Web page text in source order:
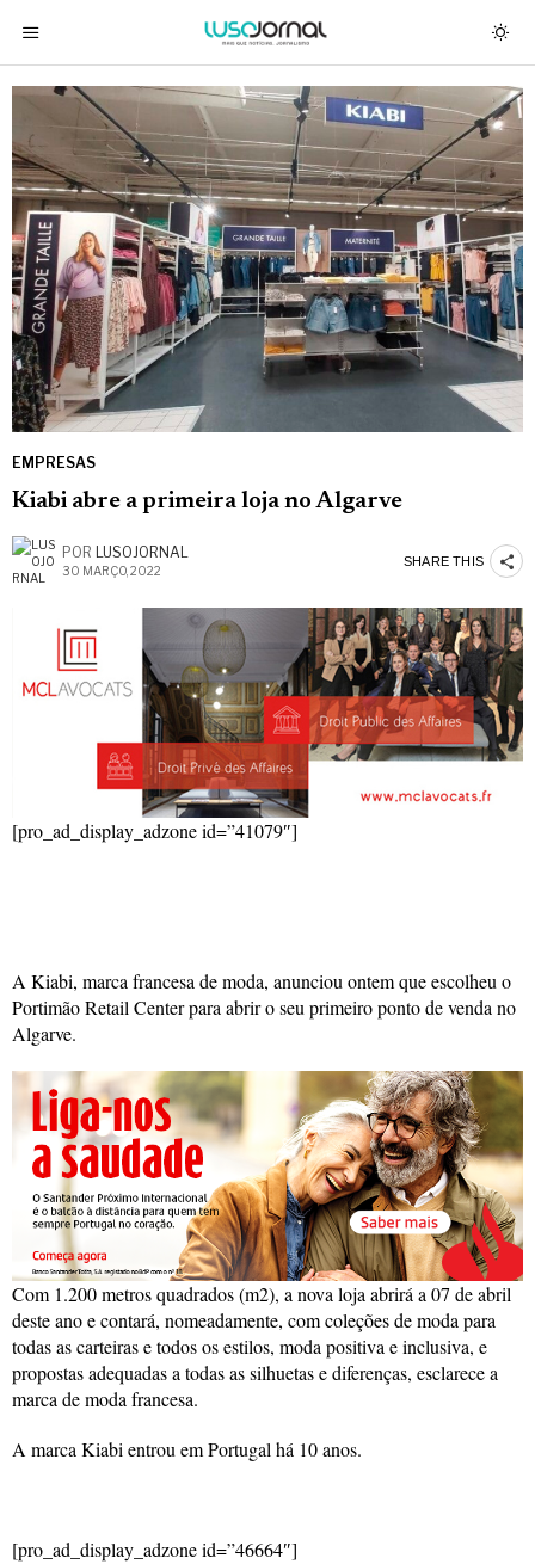
EMPRESAS
Kiabi abre a primeira loja no Algarve
POR LUSOJORNAL
30 MARÇO, 2022
SHARE THIS
[pro_ad_display_adzone id=”41079″]
A Kiabi, marca francesa de moda, anunciou ontem que escolheu o
Portimão Retail Center para abrir o seu primeiro ponto de venda no
Algarve.
Com 1.200 metros quadrados (m2), a nova loja abrirá a 07 de abril
deste ano e contará, nomeadamente, com coleções de moda para
todas as carteiras e todos os estilos, moda positiva e inclusiva, e
propostas adequadas a todas as silhuetas e diferenças, esclarece a
marca de moda francesa.
A marca Kiabi entrou em Portugal há 10 anos.
[pro_ad_display_adzone id=”46664″]